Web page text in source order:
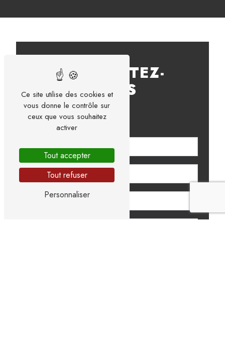
CONTACTEZ-
NOUS
Ce site utilise des cookies et
vous donne le contrôle sur
ceux que vous souhaitez
activer
Tout accepter
Tout refuser
Personnaliser